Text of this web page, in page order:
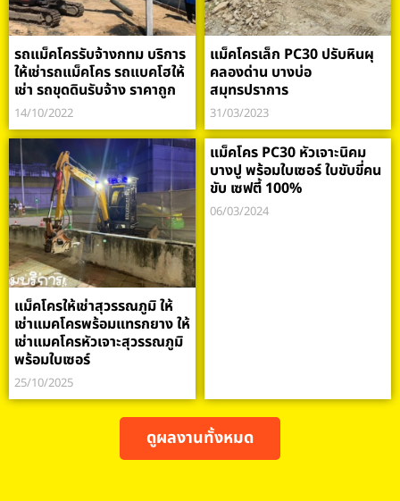
รถแม็คโครรับจ้างกทม บริการ
ให้เช่ารถแม็คโคร รถแบคโฮให้
เช่า รถขุดดินรับจ้าง ราคาถูก
14/10/2022
แม็คโครเล็ก PC30 ปรับหินผุ
คลองด่าน บางบ่อ
สมุทรปราการ
31/03/2023
แม็คโครให้เช่าสุวรรณภูมิ ให้
เช่าแมคโครพร้อมแทรกยาง ให้
เช่าแมคโครหัวเจาะสุวรรณภูมิ
พร้อมใบเซอร์
25/10/2025
แม็คโคร PC30 หัวเจาะนิคม
บางปู พร้อมใบเซอร์ ใบขับขี่คน
ขับ เซฟตี้ 100%
06/03/2024
ดูผลงานทั้งหมด